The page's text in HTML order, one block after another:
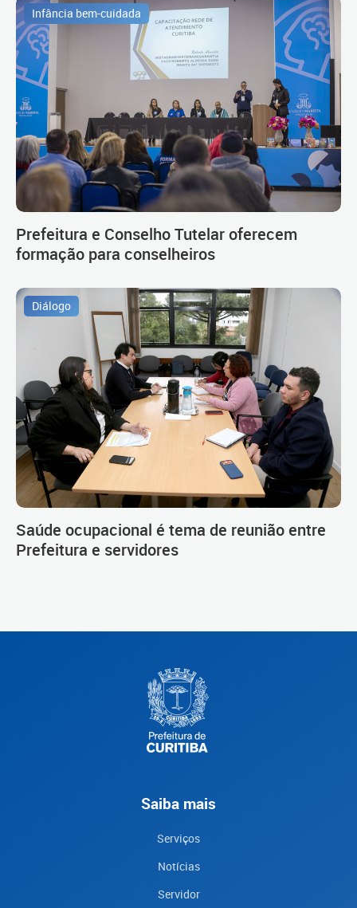
Infância bem-cuidada
Prefeitura e Conselho Tutelar oferecem
formação para conselheiros
Diálogo
Saúde ocupacional é tema de reunião entre
Prefeitura e servidores
Saiba mais
Serviços
Notícias
Servidor